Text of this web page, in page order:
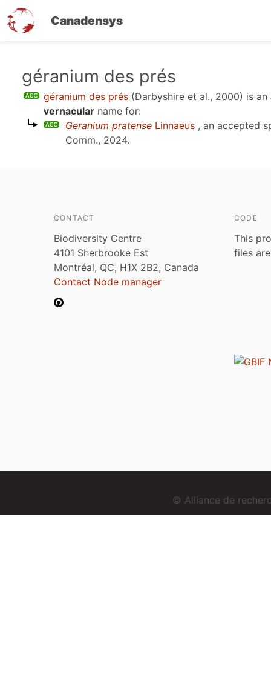
Canadensys
géranium des prés
géranium des prés (Darbyshire et al., 2000) is an
vernacular name for:
Geranium pratense Linnaeus , an accepted
Comm., 2024.
CONTACT
Biodiversity Centre
4101 Sherbrooke Est
Montréal, QC, H1X 2B2, Canada
Contact Node manager
CODE
This
files
© Alliance de